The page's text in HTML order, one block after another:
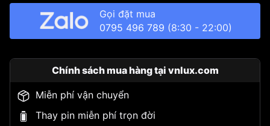
Gọi đặt mua
0795 496 789 (8:30 - 22:00)
Chính sách mua hàng tại vnlux.com
Miễn phí vận chuyển
Thay pin miễn phí trọn đời